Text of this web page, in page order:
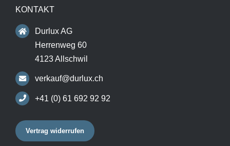
KONTAKT
Durlux AG
Herrenweg 60
4123 Allschwil
verkauf@durlux.ch
+41 (0) 61 692 92 92
Vertrag widerrufen